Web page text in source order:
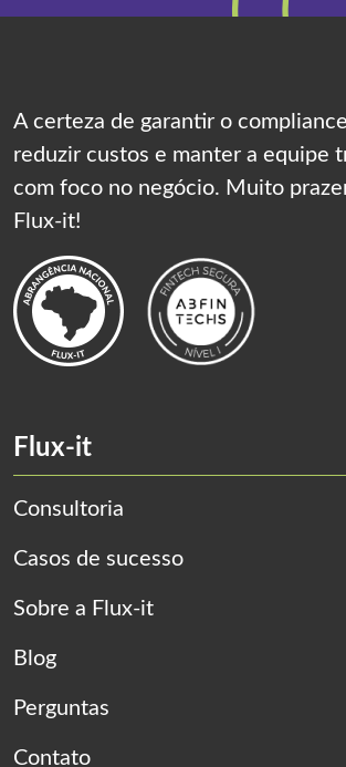
A certeza de garantir o
reduzir custos e manter a equipe
com foco no negócio. Muito
Flux-it!
Flux-it
Consultoria
Casos de sucesso
Sobre a Flux-it
Blog
Perguntas
Contato